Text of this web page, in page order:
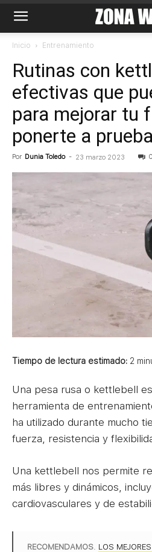
Inicio Entrenamiento
Rutinas con
efectivas que
para mejorar tu
ponerte a prueba
Por Dunia Toledo - 23 marzo 2023 0
Tiempo de lectura estimado: 2
Una pesa rusa o kettlebell
herramienta de
ha utilizado durante mucho
fuerza, resistencia y
Una kettlebell nos permite
más libres y dinámicos,
cardiovasculares y de
RECOMENDAMOS LOS